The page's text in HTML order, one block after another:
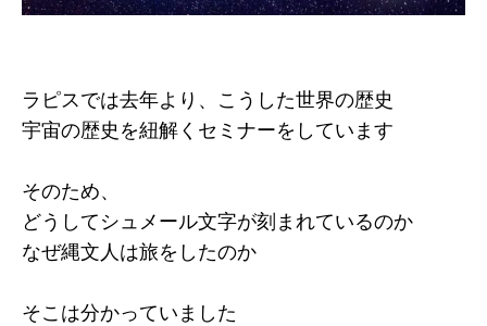
ラピスでは去年より、こうした世界の歴史
宇宙の歴史を紐解くセミナーをしています
そのため、
どうしてシュメール文字が刻まれているのか
なぜ縄文人は旅をしたのか
そこは分かっていました